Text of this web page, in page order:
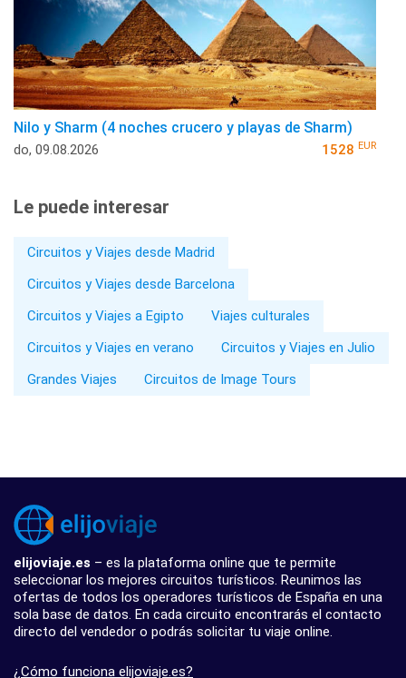
Nilo y Sharm (4 noches crucero y playas de Sharm)
do, 09.08.2026 1528 EUR
Le puede interesar
Circuitos y Viajes desde Madrid
Circuitos y Viajes desde Barcelona
Circuitos y Viajes a Egipto
Viajes culturales
Circuitos y Viajes en verano
Circuitos y Viajes en Julio
Grandes Viajes
Circuitos de Image Tours
elijoviaje.es – es la plataforma online que te permite
seleccionar los mejores circuitos turísticos. Reunimos las
ofertas de todos los operadores turísticos de España en una
sola base de datos. En cada circuito encontrarás el contacto
directo del vendedor o podrás solicitar tu viaje online.
¿Cómo funciona elijoviaje.es?